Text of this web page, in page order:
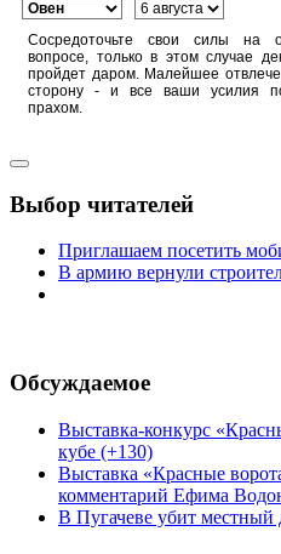
Сосредоточьте свои силы на
вопросе, только в этом случае
пройдет даром. Малейшее
сторону - и все ваши усилия
прахом.
Выбор читателей
Приглашаем посетить
В армию вернули
Обсуждаемое
Выставка-конкурс
кубе (+130)
Выставка «Красные
комментарий Ефима
В Пугачеве убит местный